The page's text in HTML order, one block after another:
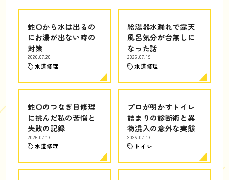
蛇口から水は出るの
にお湯が出ない時の
対策
2026.07.20
水道修理
給湯器水漏れで露天
風呂気分が台無しに
なった話
2026.07.19
水道修理
蛇口のつなぎ目修理
に挑んだ私の苦悩と
失敗の記録
2026.07.17
水道修理
プロが明かすトイレ
詰まりの診断術と異
物混入の意外な実態
2026.07.17
トイレ